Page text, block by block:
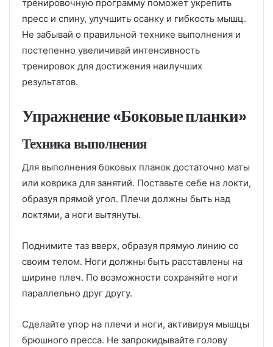
тренировочную программу поможет укрепить
пресс и спину, улучшить осанку и гибкость мышц.
Не забывай о правильной технике выполнения и
постепенно увеличивай интенсивность
тренировок для достижения наилучших
результатов.
Упражнение «Боковые планки»
Техника выполнения
Для выполнения боковых планок достаточно маты
или коврика для занятий. Поставьте себе на локти,
образуя прямой угол. Плечи должны быть над
локтями, а ноги вытянуты.
Поднимите таз вверх, образуя прямую линию со
своим телом. Ноги должны быть расставлены на
ширине плеч. По возможности сохраняйте ноги
параллельно друг другу.
Сделайте упор на плечи и ноги, активируя мышцы
брюшного пресса. Не запрокидывайте голову